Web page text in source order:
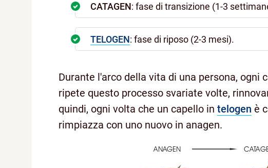
CATAGEN: fase di transizione (1-3
TELOGEN: fase di riposo (2-3 mesi).
Durante l'arco della vita di una persona, ogni
ripete questo processo svariate volte,
quindi, ogni volta che un capello in telogen è
rimpiazza con uno nuovo in anagen.